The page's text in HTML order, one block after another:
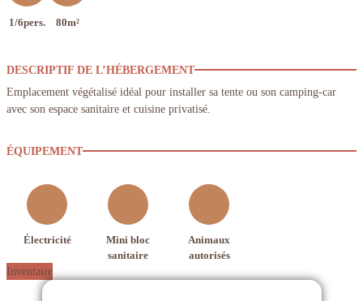
1/6pers. 80m²
DESCRIPTIF DE L’HÉBERGEMENT
Emplacement végétalisé idéal pour installer sa tente ou son camping-car
avec son espace sanitaire et cuisine privatisé.
ÉQUIPEMENT
Électricité
Mini bloc
sanitaire
Animaux
autorisés
Inventaire